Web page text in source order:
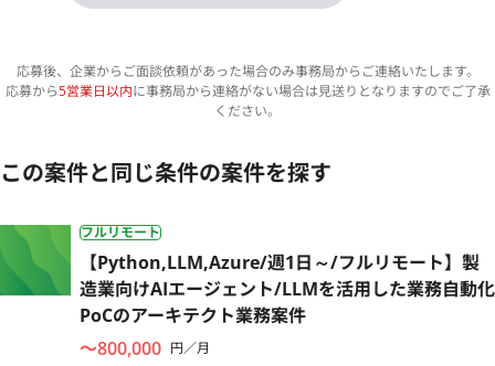
応募後、企業からご面談依頼があった場合のみ事務局からご連絡いたします。
応募から5営業日以内に事務局から連絡がない場合は見送りとなりますのでご了承
ください。
この案件と同じ条件の案件を探す
フルリモート
【Python,LLM,Azure/週1日～/フルリモート】製
造業向けAIエージェント/LLMを活用した業務自動化
PoCのアーキテクト業務案件
〜800,000 円／月